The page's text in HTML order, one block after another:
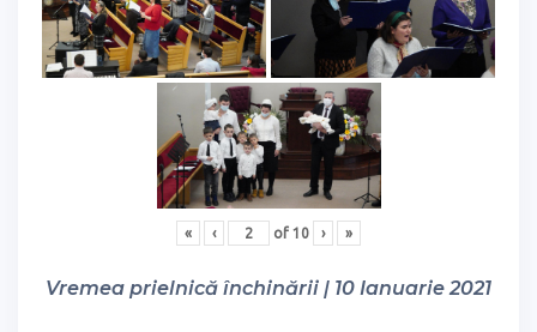
« ‹ of 10 › »
Vremea prielnică închinării | 10 Ianuarie 2021